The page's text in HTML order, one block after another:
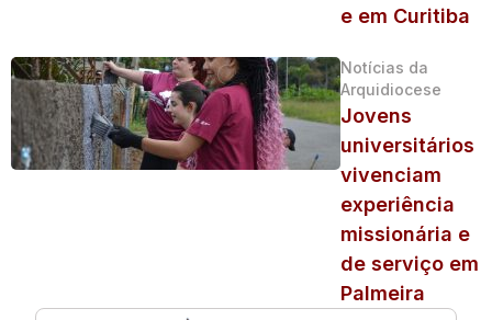
e em Curitiba
Notícias da
Arquidiocese
Jovens
universitários
vivenciam
experiência
missionária e
de serviço em
Palmeira